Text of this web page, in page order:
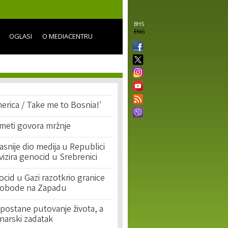
BHS
ENG
OGLASI O MEDIACENTRU
/ Take me to Bosnia!'
govora mržnje
dio medija u Republici
genocid u Srebrenici
u Gazi razotkrio granice
na Zapadu
putovanje života, a
zadatak